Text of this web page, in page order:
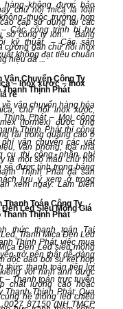
hàng không được bảo
thuộc trường hợp
Các công trình bị hư
kỹ thuật. – Các sản
không đạt tiêu chuẩn
Vận Chuyển Công Ty
Thanh Thịnh Phát
về vận chuyển hàng hóa
Thịnh Phát – Mọi công
Thịnh Phát thi công
vận chuyển các vật
cụ thi công, phần phí
sẽ được tính trong bảng
lưu ý xem ở trong
Thanh Toán Công Ty
Thanh Thịnh Phát
thức thanh toán Tại
Thịnh Phát, việc mua
trở nên thật dễ dàng
thức thanh toán tiện lợi
– Thanh toán trực tuyến
Thanh Thịnh Phát: Qua
0027 87150 (NH TMCP
chữ nổi mica là loại
cấp sử dụng tại các
sở công ty lớn. Bảng
cương gắn chữ nổi inox
hiệu đá ...
– Inox xước – Inox
rẻ
chữ nổi inox xước,
(formex) được ứng
rãi trong quảng cáo ở
văn phòng, toà nhà
là một số mẫu chữ nổi
Thịnh Phát đã sản
xem ngay: Làm biển
Đèn Led Siêu Mỏng Giá
Tranh Mica Đèn Led
Đèn Led siêu mỏng
độc đáo bởi sự kết hợp
với hình ảnh được
chất lượng cao hoặc
hệ thống led chiếu